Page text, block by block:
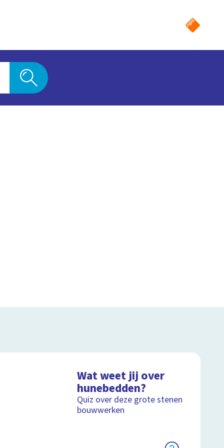
Wat weet jij over
hunebedden?
Quiz over deze grote stenen
bouwwerken